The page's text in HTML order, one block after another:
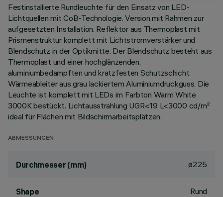
Festinstallierte Rundleuchte für den Einsatz von LED-
Lichtquellen mit CoB-Technologie. Version mit Rahmen zur
aufgesetzten Installation. Reflektor aus Thermoplast mit
Prismenstruktur komplett mit Lichtstromverstärker und
Blendschutz in der Optikmitte. Der Blendschutz besteht aus
Thermoplast und einer hochglänzenden,
aluminiumbedampften und kratzfesten Schutzschicht.
Wärmeableiter aus grau lackiertem Aluminiumdruckguss. Die
Leuchte ist komplett mit LEDs im Farbton Warm White
3000K bestückt. Lichtausstrahlung UGR<19 L<3000 cd/m²
ideal für Flächen mit Bildschirmarbeitsplätzen.
ABMESSUNGEN
Durchmesser (mm) ø225
Shape Rund